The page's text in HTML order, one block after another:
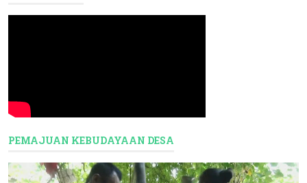
PEMAJUAN KEBUDAYAAN DESA